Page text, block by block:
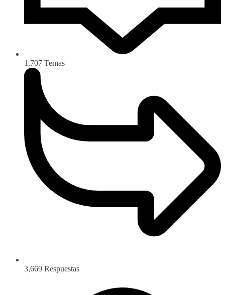
1,707 Temas
3,669 Respuestas